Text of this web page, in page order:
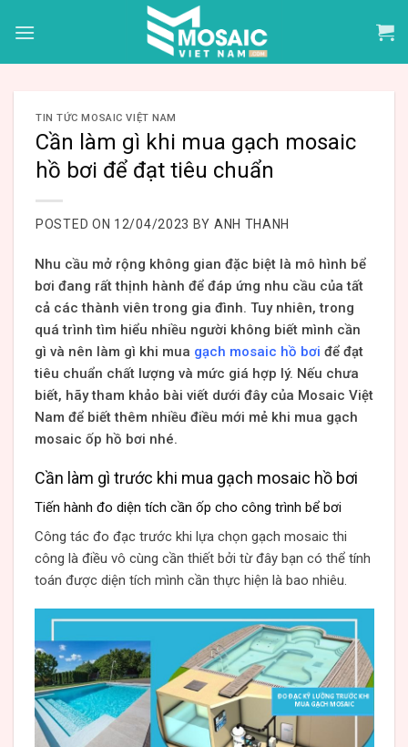
TIN TỨC MOSAIC VIỆT NAM
Cần làm gì khi mua gạch mosaic
hồ bơi để đạt tiêu chuẩn
POSTED ON 12/04/2023 BY ANH THANH
Nhu cầu mở rộng không gian đặc biệt là mô hình bể
bơi đang rất thịnh hành để đáp ứng nhu cầu của tất
cả các thành viên trong gia đình. Tuy nhiên, trong
quá trình tìm hiểu nhiều người không biết mình cần
gì và nên làm gì khi mua gạch mosaic hồ bơi để đạt
tiêu chuẩn chất lượng và mức giá hợp lý. Nếu chưa
biết, hãy tham khảo bài viết dưới đây của Mosaic Việt
Nam để biết thêm nhiều điều mới mẻ khi mua gạch
mosaic ốp hồ bơi nhé.
Cần làm gì trước khi mua gạch mosaic hồ bơi
Tiến hành đo diện tích cần ốp cho công trình bể bơi
Công tác đo đạc trước khi lựa chọn gạch mosaic thi
công là điều vô cùng cần thiết bởi từ đây bạn có thể tính
toán được diện tích mình cần thực hiện là bao nhiêu.